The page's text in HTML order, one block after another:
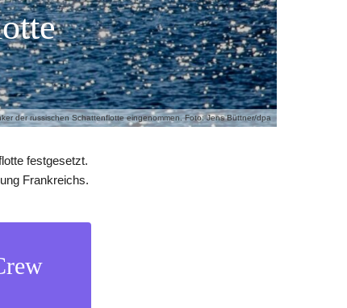
der russischen Schattenflotte eingenommen. Foto: Jens Büttner/dpa
festgesetzt.
Frankreichs.